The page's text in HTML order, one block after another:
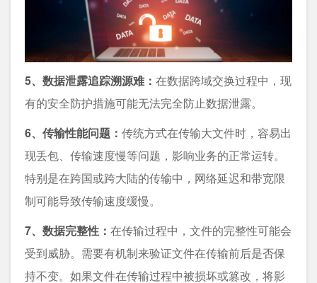
5、数据泄露追踪溯源难： 在数据跨域交换过程中，现
有的安全防护措施可能无法完全防止数据泄露。
6、传输性能问题： 传统方式在传输大文件时，容易出
现丢包、传输速度慢等问题，影响业务的正常运转。
特别是在跨国或跨大陆的传输中，网络延迟和带宽限
制可能导致传输速度缓慢。
7、数据完整性： 在传输过程中，文件的完整性可能会
受到威胁。需要有机制来验证文件在传输前后是否保
持不变。如果文件在传输过程中被损坏或篡改，将影